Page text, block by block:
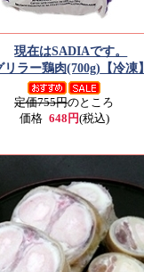
現在はSADIAです。
リラー鶏肉(700g) 【冷凍】
定価755円のところ
価格 648円(税込)